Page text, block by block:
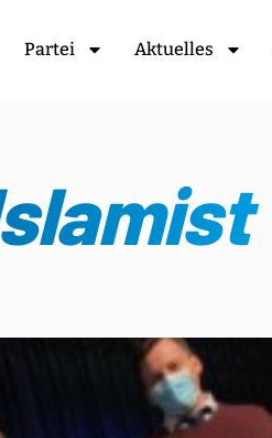
Partei Aktuelles